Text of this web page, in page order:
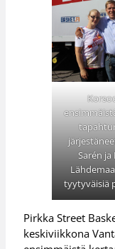
Sarén ja
tyytyväisiä
Pirkka Street
keskiviikkona